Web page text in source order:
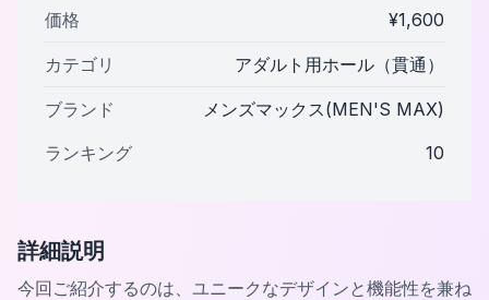
価格 ¥1,600
カテゴリ アダルト用ホール（貫通）
ブランド
メンズマックス(MEN'S MAX)
ランキング
10
詳細説明
今回ご紹介するのは、ユニークなデザインと機能性を兼ね